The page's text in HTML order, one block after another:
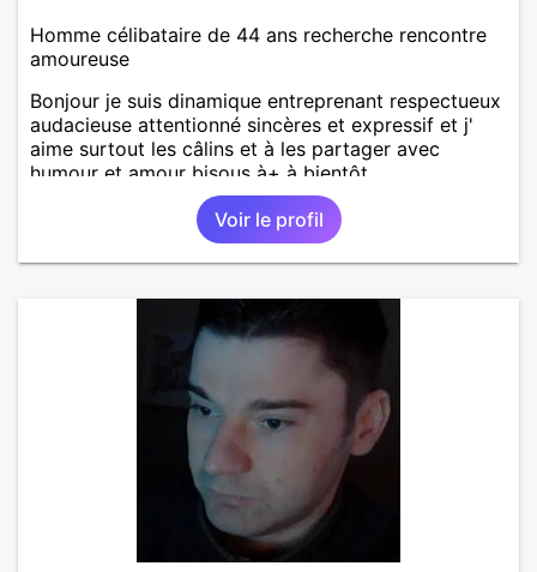
Homme célibataire de 44 ans recherche rencontre
amoureuse
Bonjour je suis dinamique entreprenant respectueux
audacieuse attentionné sincères et expressif et j'
aime surtout les câlins et à les partager avec
humour et amour bisous à+ à bientôt
Voir le profil